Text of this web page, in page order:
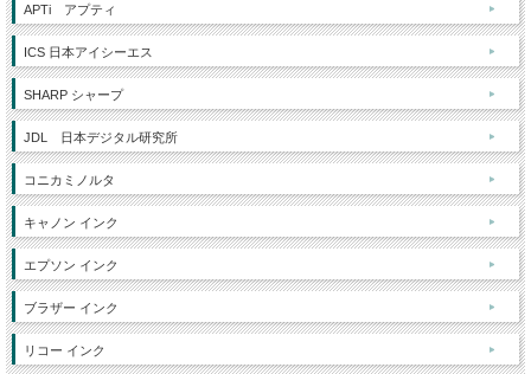
APTi アプティ
ICS 日本アイシーエス
SHARP シャープ
JDL 日本デジタル研究所
コニカミノルタ
キャノン インク
エプソン インク
ブラザー インク
リコー インク